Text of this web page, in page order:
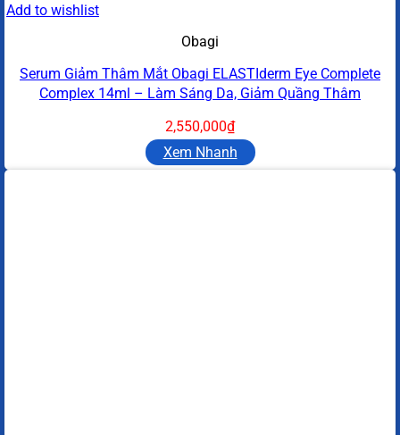
Add to wishlist
Obagi
Serum Giảm Thâm Mắt Obagi ELASTIderm Eye Complete
Complex 14ml – Làm Sáng Da, Giảm Quầng Thâm
2,550,000₫
Xem Nhanh